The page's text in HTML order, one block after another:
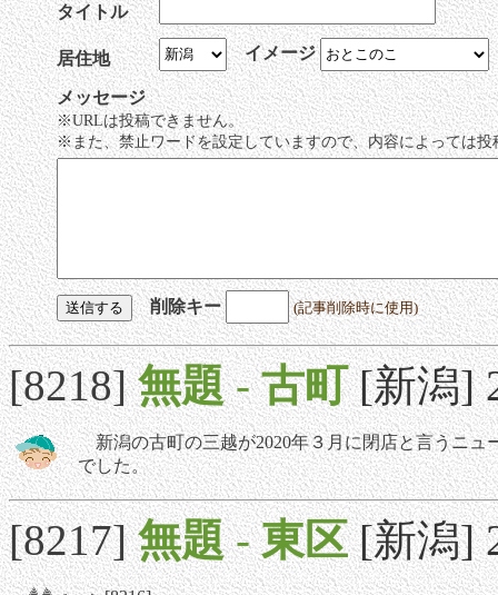
タイトル
居住地 イメージ
メッセージ
※URLは投稿できません。
※また、禁止ワードを設定していますので、内容によっては
削除キー (記事削除時に使用)
[8218]無題-古町 [新潟]
新潟の古町の三越が2020年３月に閉店と言うニュ
でした。
[8217]無題-東区 [新潟]